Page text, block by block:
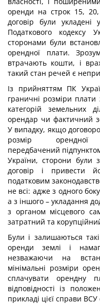
оренди на строк 15, 20,
договір були
Податкового кодексу
сторонами були
орендної плати.
втрачають кошти, і
такий стан речей є
Із прийняттям ПК
граничні розміри плати
категорій земельних
орендар чи фактичний
У випадку, якщо
розмір
передбачений
України, сторони були
договір і привести
податковим
не всі: адже з одного
а з іншого – укладання
з органом місцевого
затратний та
Були і залишаються
оренди землі і
незважаючи на
мінімальні розміри
сплачувати орендну
відповідності із
прикладі цієї справи